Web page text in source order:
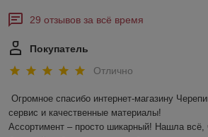
29 отзывов за всё время
Покупатель
Отлично
Огромное спасибо интернет-магазину
сервис и качественные материалы!
Ассортимент – просто шикарный! Нашла всё,